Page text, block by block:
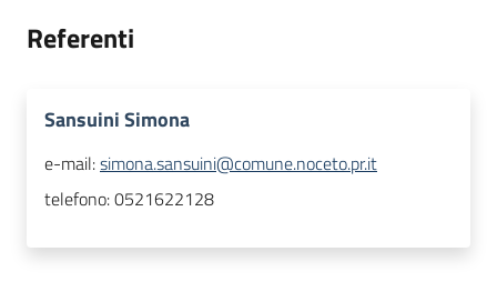
Referenti
Sansuini Simona
e-mail:simona.sansuini@comune.noceto.pr.it
telefono:0521622128